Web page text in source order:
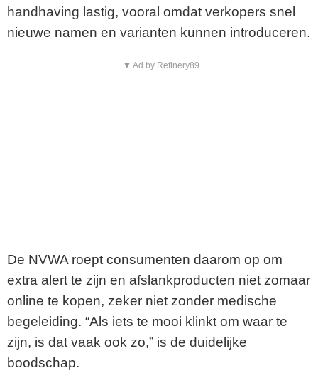
handhaving lastig, vooral omdat verkopers snel
nieuwe namen en varianten kunnen introduceren.
▼ Ad by Refinery89
De NVWA roept consumenten daarom op om
extra alert te zijn en afslankproducten niet zomaar
online te kopen, zeker niet zonder medische
begeleiding. “Als iets te mooi klinkt om waar te
zijn, is dat vaak ook zo,” is de duidelijke
boodschap.